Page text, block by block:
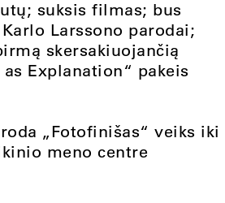
suksis filmas; bus
Larssono parodai;
skersakiuojančią
Explanation“ pakeis
„Fotofinišas“ veiks iki
meno centre